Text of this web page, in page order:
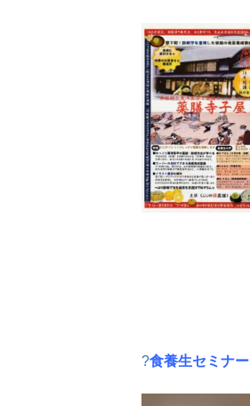
?食養生セミナー